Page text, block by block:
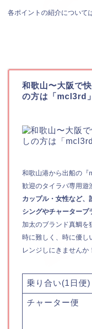
各ポイントの紹介について
和歌山〜大阪で
の方は「mcl3rd
和歌山港から出船の『
歓迎のタイラバ専用遊
カップル・女性など、
シングやチャータープ
加太のブランド真鯛を
時に難しく、時に優し
レンジしにきませんか
乗り合い(1日便)
チャーター便